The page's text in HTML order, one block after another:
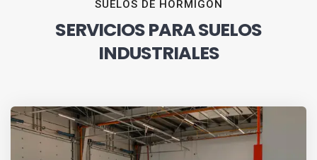
SUELOS DE HORMIGÓN
SERVICIOS PARA SUELOS
INDUSTRIALES